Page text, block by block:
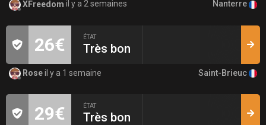
XFreedom il y a 2 semaines Nanterre
26€ ÉTAT
Très bon
Roseil y a 1 semaine Saint-Brieuc
29€ ÉTAT
Très bon